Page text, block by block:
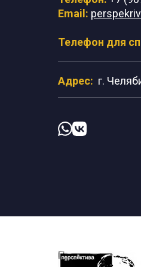
Email:
Телефон для
Адрес: г.